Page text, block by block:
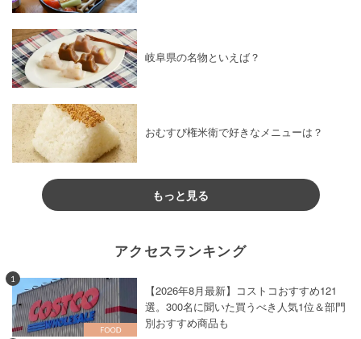
岐阜県の名物といえば？
おむすび権米衛で好きなメニューは？
もっと見る
アクセスランキング
1
【2026年8月最新】コストコおすすめ121
選。300名に聞いた買うべき人気1位＆部門
別おすすめ商品も